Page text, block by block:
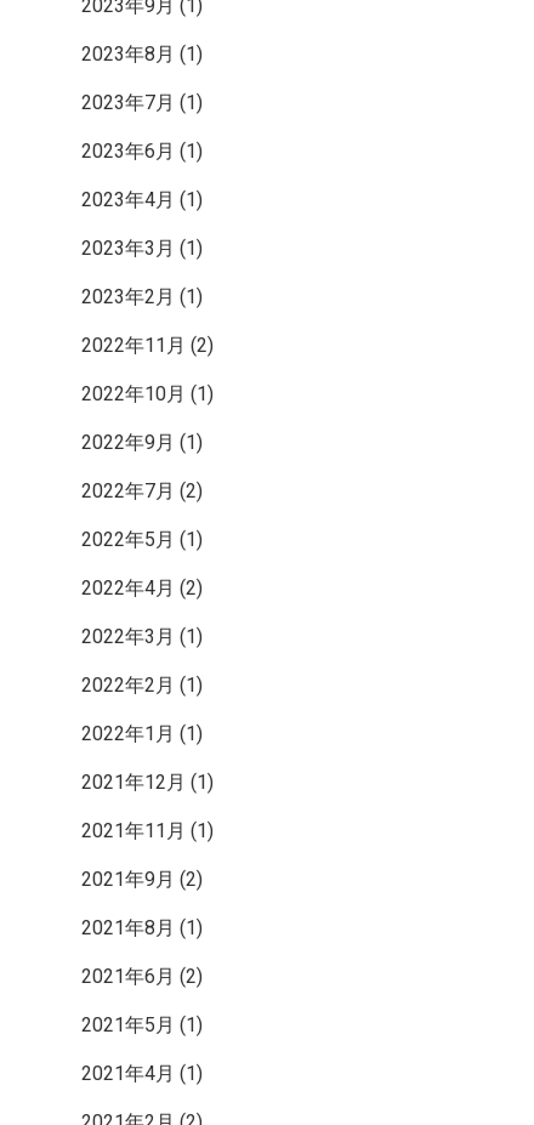
2023年9月 (1)
2023年8月 (1)
2023年7月 (1)
2023年6月 (1)
2023年4月 (1)
2023年3月 (1)
2023年2月 (1)
2022年11月 (2)
2022年10月 (1)
2022年9月 (1)
2022年7月 (2)
2022年5月 (1)
2022年4月 (2)
2022年3月 (1)
2022年2月 (1)
2022年1月 (1)
2021年12月 (1)
2021年11月 (1)
2021年9月 (2)
2021年8月 (1)
2021年6月 (2)
2021年5月 (1)
2021年4月 (1)